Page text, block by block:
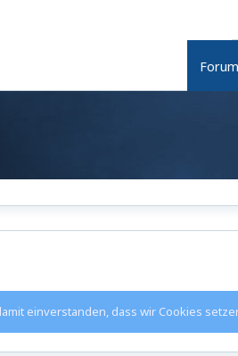
Forum
einverstanden, dass wir Cookies